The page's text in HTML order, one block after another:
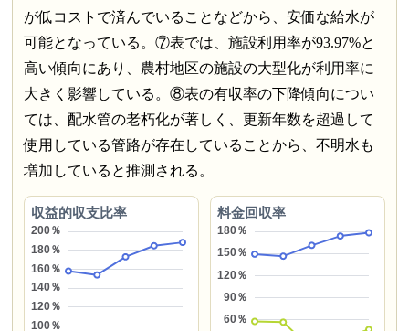
が低コストで済んでいることなどから、安価な給水が
可能となっている。⑦表では、施設利用率が93.97%と
高い傾向にあり、農村地区の施設の大型化が利用率に
大きく影響している。⑧表の有収率の下降傾向につい
ては、配水管の老朽化が著しく、更新年数を超過して
使用している管路が存在していることから、不明水も
増加していると推測される。
収益的収支比率 料金回収率